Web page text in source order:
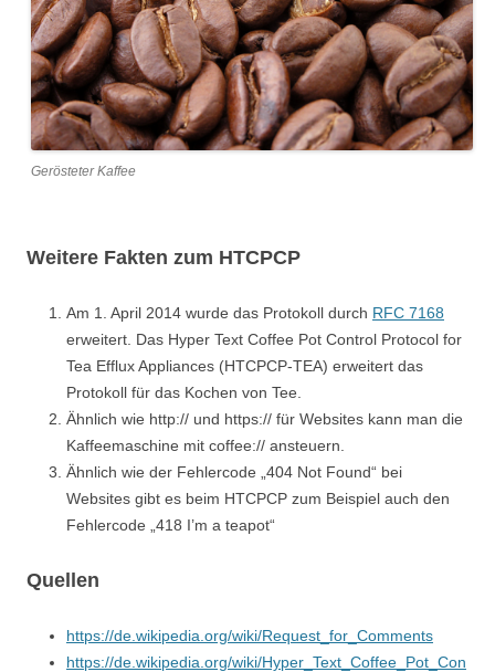
Gerösteter Kaffee
Weitere Fakten zum HTCPCP
Am 1. April 2014 wurde das Protokoll durch RFC 7168
erweitert. Das Hyper Text Coffee Pot Control Protocol for
Tea Efflux Appliances (HTCPCP-TEA) erweitert das
Protokoll für das Kochen von Tee.
Ähnlich wie http:// und https:// für Websites kann man die
Kaffeemaschine mit coffee:// ansteuern.
Ähnlich wie der Fehlercode „404 Not Found“ bei
Websites gibt es beim HTCPCP zum Beispiel auch den
Fehlercode „418 I’m a teapot“
Quellen
https://de.wikipedia.org/wiki/Request_for_Comments
https://de.wikipedia.org/wiki/Hyper_Text_Coffee_Pot_Con